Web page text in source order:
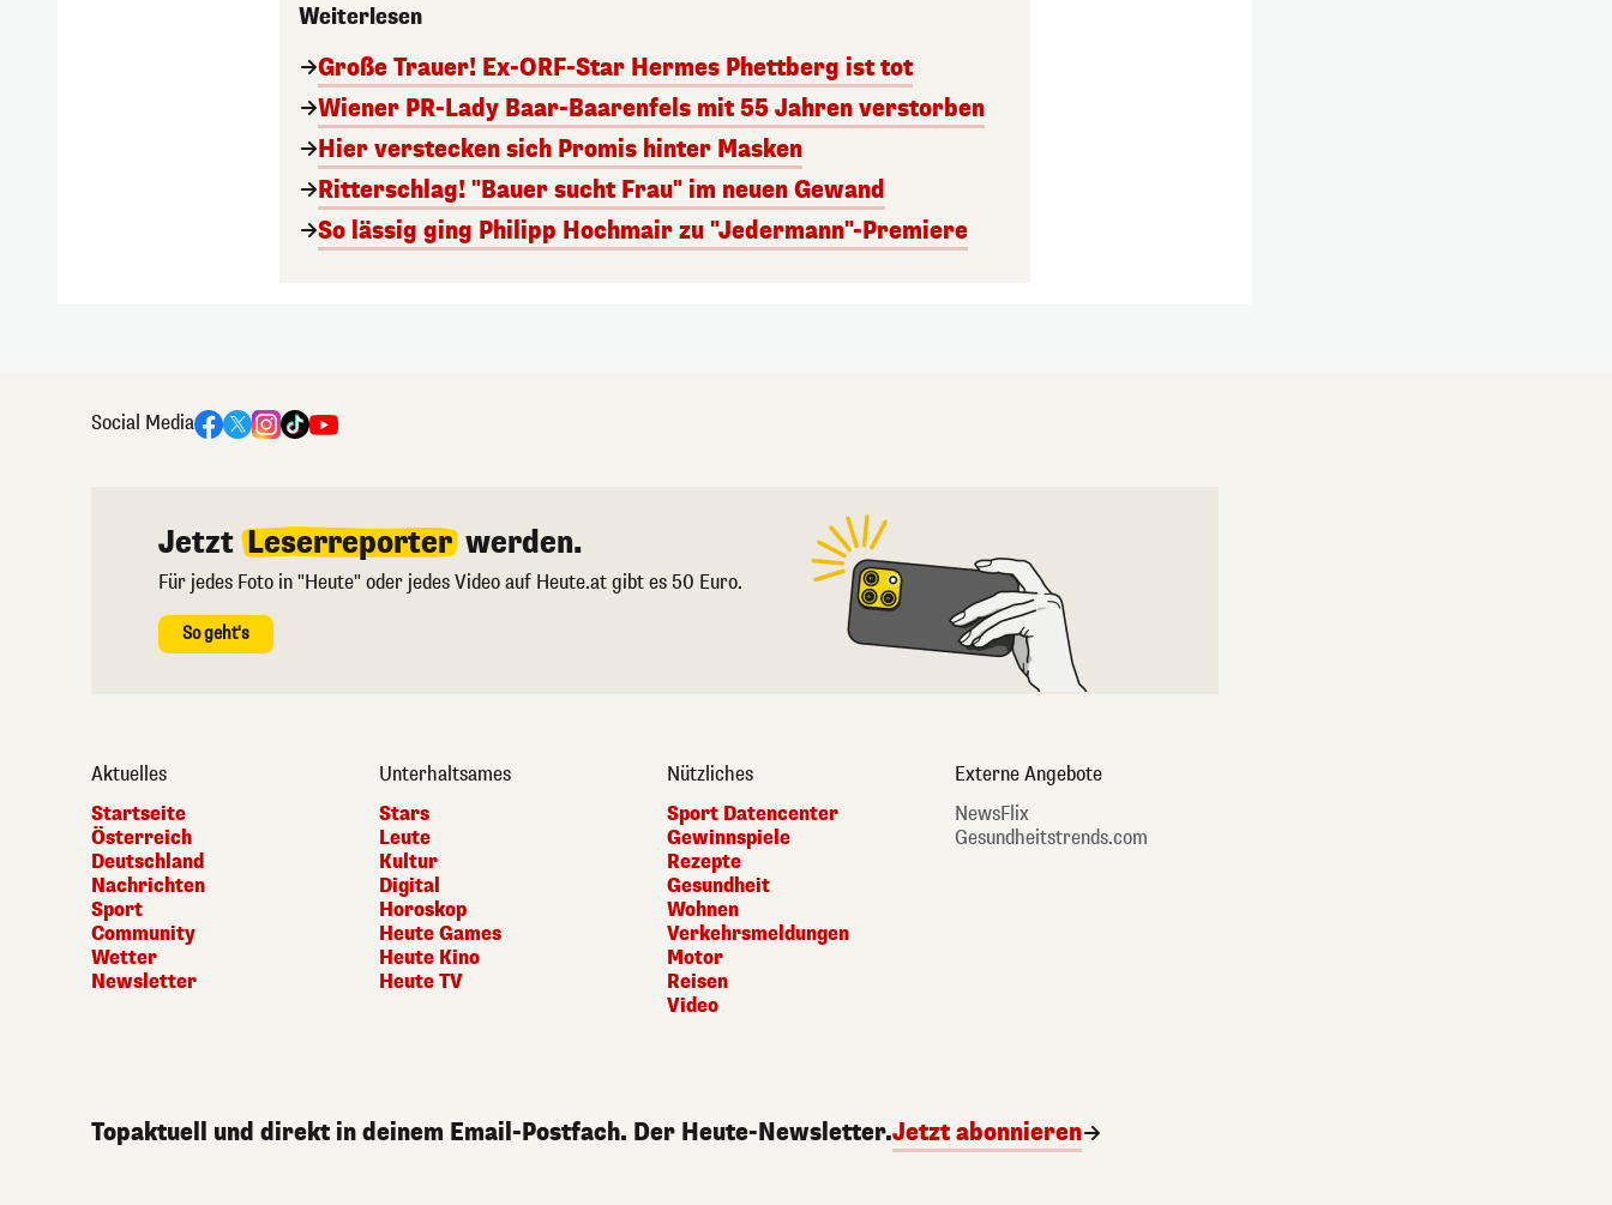
Weiterlesen
Große Trauer! Ex-ORF-Star Hermes Phettberg ist tot
Wiener PR-Lady Baar-Baarenfels mit 55 Jahren verstorben
Hier verstecken sich Promis hinter Masken
Ritterschlag! "Bauer sucht Frau" im neuen Gewand
So lässig ging Philipp Hochmair zu "Jedermann"-Premiere
Social Media
Jetzt Leserreporter werden.
Für jedes Foto in "Heute" oder jedes Video auf Heute.at gibt es 50 Euro.
So geht's
Aktuelles
Startseite
Österreich
Deutschland
Nachrichten
Sport
Community
Wetter
Newsletter
Unterhaltsames
Stars
Leute
Kultur
Digital
Horoskop
Heute Games
Heute Kino
Heute TV
Nützliches
Sport Datencenter
Gewinnspiele
Rezepte
Gesundheit
Wohnen
Verkehrsmeldungen
Motor
Reisen
Video
Externe Angebote
NewsFlix
Gesundheitstrends.com
Topaktuell und direkt in deinem Email-Postfach. Der Heute-Newsletter.Jetzt abonnieren